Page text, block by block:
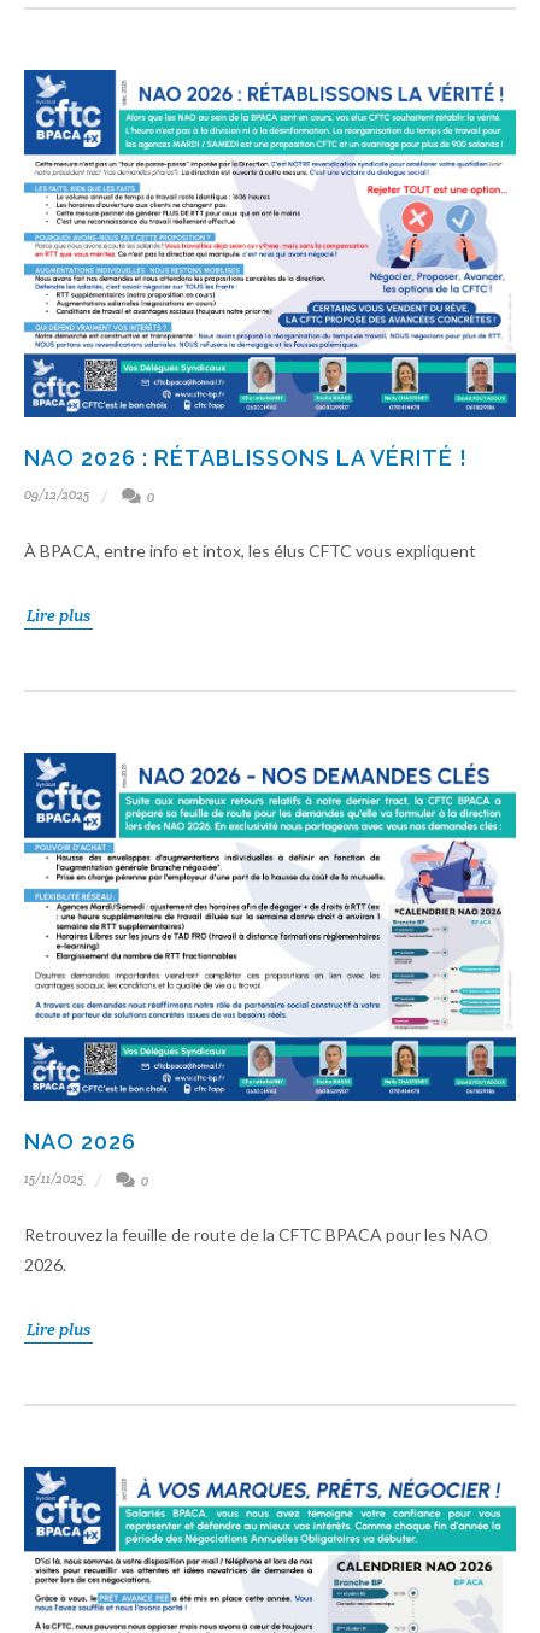
NAO 2026 : RÉTABLISSONS LA VÉRITÉ !
09/12/2025 0
À BPACA, entre info et intox, les élus CFTC vous expliquent
Lire plus
NAO 2026
15/11/2025 0
Retrouvez la feuille de route de la CFTC BPACA pour les NAO
2026.
Lire plus